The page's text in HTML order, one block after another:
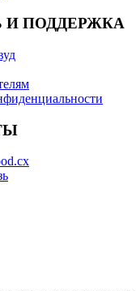
ПОДДЕРЖКА